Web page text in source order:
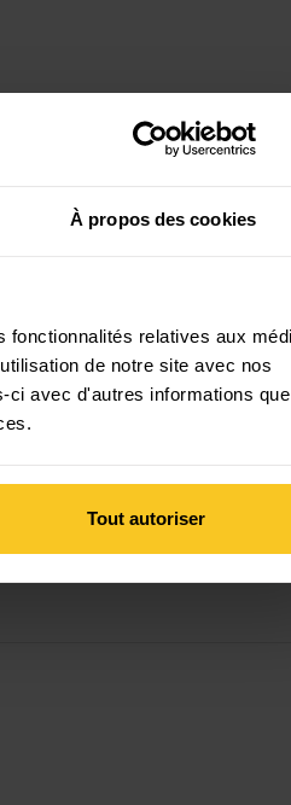
À propos des cookies
fonctionnalités relatives aux
de notre site avec nos
ci avec d'autres informations que
Tout autoriser
14 jours de